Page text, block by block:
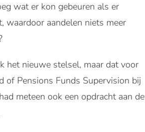
wat er kon gebeuren als er
waardoor aandelen niets meer
het nieuwe stelsel, maar dat voor
of Pensions Funds Supervision bij
meteen ook een opdracht aan de